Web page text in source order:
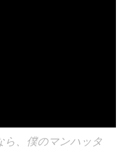
ら、僕のマンハッタ